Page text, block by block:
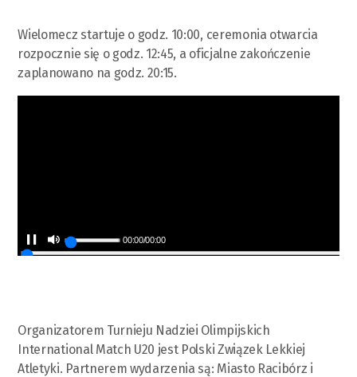
Wielomecz startuje o godz. 10:00, ceremonia otwarcia
rozpocznie się o godz. 12:45, a oficjalne zakończenie
zaplanowano na godz. 20:15.
00:00/00:00
Organizatorem Turnieju Nadziei Olimpijskich
International Match U20 jest Polski Związek Lekkiej
Atletyki. Partnerem wydarzenia są: Miasto Racibórz i